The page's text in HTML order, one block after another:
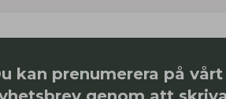
kan prenumerera på vårt